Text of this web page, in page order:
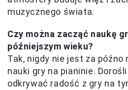
muzycznego świata.
Czy można zacząć naukę
późniejszym wieku?
Tak, nigdy nie jest za późno
nauki gry na pianinie.
odkrywać radość z gry na